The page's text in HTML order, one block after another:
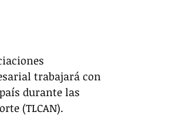
trabajará con
durante las
(TLCAN).